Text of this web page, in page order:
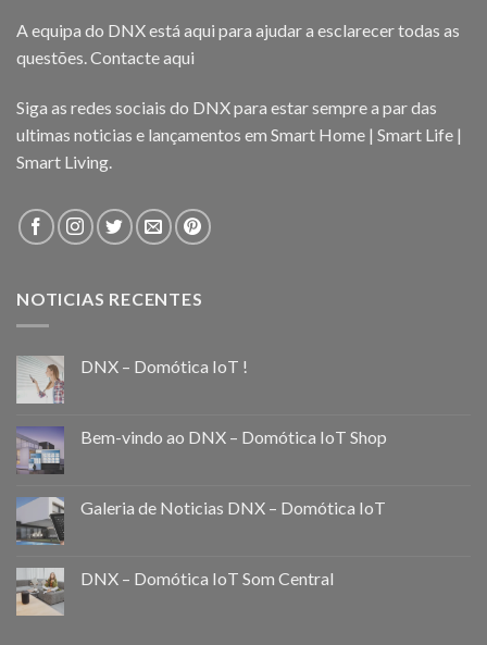
A equipa do DNX está aqui para ajudar a esclarecer todas as
questões.Contacte aqui
Siga as redes sociais do DNX para estar sempre a par das
ultimas noticias e lançamentos em Smart Home | Smart Life |
Smart Living.
NOTICIAS RECENTES
DNX – Domótica IoT !
Bem-vindo ao DNX – Domótica IoT Shop
Galeria de Noticias DNX – Domótica IoT
DNX – Domótica IoT Som Central